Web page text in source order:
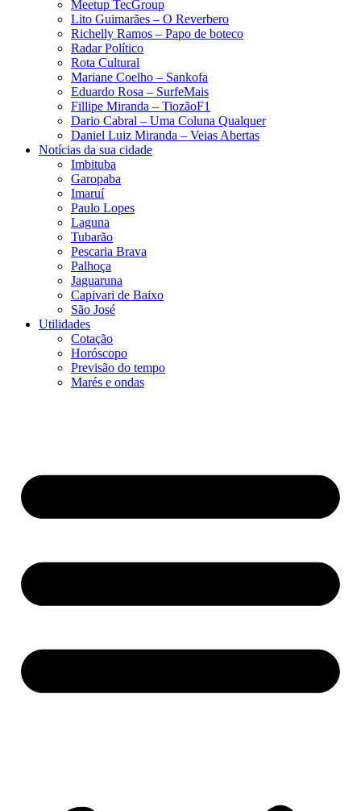
Meetup TecGroup
Lito Guimarães – O Reverbero
Richelly Ramos​ – Papo de boteco
Radar Político
Rota Cultural
Mariane Coelho – Sankofa
Eduardo Rosa​ – SurfeMais
Fillipe Miranda – TiozãoF1
Dario Cabral – Uma Coluna Qualquer
Daniel Luiz Miranda – Veias Abertas
Notícias da sua cidade
Imbituba
Garopaba
Imaruí
Paulo Lopes
Laguna
Tubarão
Pescaria Brava
Palhoça
Jaguaruna
Capivari de Baixo
São José
Utilidades
Cotação
Horóscopo
Previsão do tempo
Marés e ondas